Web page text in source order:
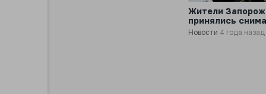
Жители
принялись
столбов
Новости 4 года назад